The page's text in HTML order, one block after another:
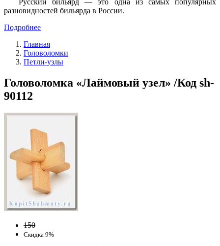
разновидностей бильярда в России.
Подробнее
Главная
Головоломки
Петли-узлы
Головоломка «Лаймовый узел» /Код sh-
90112
150
Скидка 9%